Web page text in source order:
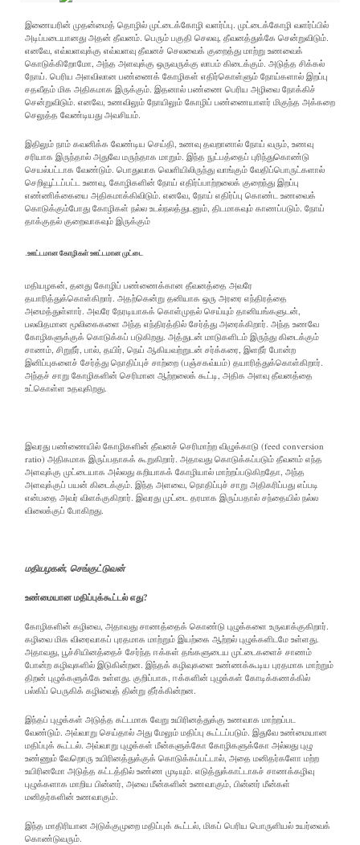
இணையரின் முதன்மைத் தொழில் முட்டைக்கோழி வளர்ப்பு. முட்டைக்கோழி வளர்ப்பில்
அடிப்படையானது அதன் தீவனம். பெரும் பகுதி செலவு, தீவனத்துக்கே சென்றுவிடும்.
எனவே, எவ்வளவுக்கு எவ்வளவு தீவனச் செலவைக் குறைத்து மாற்று உணவைக்
கொடுக்கிறோமோ, அந்த அளவுக்கு ஒருவருக்கு லாபம் கிடைக்கும். அடுத்த சிக்கல்
நோய். பெரிய அளவிலான பண்ணைக் கோழிகள் எதிர்கொள்ளும் நோய்களால் இறப்பு
சதவீதம் மிக அதிகமாக இருக்கும். இதனால் பண்ணை பெரிய அழிவை நோக்கிச்
சென்றுவிடும். எனவே, உணவிலும் நோயிலும் கோழிப் பண்ணையாளர் மிகுந்த அக்கறை
செலுத்த வேண்டியது அவசியம்.
இதிலும் நாம் கவனிக்க வேண்டிய செய்தி, உணவு தவறானால் நோய் வரும், உணவு
சரியாக இருந்தால் அதுவே மருந்தாக மாறும். இந்த நுட்பத்தைப் புரிந்துகொண்டு
செயல்பட்டாக வேண்டும். பொதுவாக வெளியிலிருந்து வாங்கும் வேதிப்பொருட்களால்
செறிவூட்டப்பட்ட உணவு, கோழிகளின் நோய் எதிர்ப்பாற்றலைக் குறைந்து இறப்பு
எண்ணிக்கையை அதிகமாக்கிவிடும். எனவே, நோய் எதிர்ப்பு கொண்ட உணவைக்
கொடுக்கும்போது கோழிகள் நல்ல உடல்நலத்துடனும், திடமாகவும் காணப்படும். நோய்
தாக்குதல் குறைவாகவும் இருக்கும்
.ஊட்டமான கோழிகள் ஊட்டமான முட்டை
மதியழகன், தனது கோழிப் பண்ணைக்கான தீவனத்தை அவரே
தயாரித்துக்கொள்கிறார். அதற்கென்று தனியாக ஒரு அரரை எந்திரத்தை
அமைத்துள்ளார். அவரே நேரடியாகக் கொள்முதல் செய்யும் தானியங்களுடன்,
பலவிதமான மூலிகைகளை அந்த எந்திரத்தில் சேர்த்து அரைக்கிறார். அந்த உணவே
கோழிகளுக்குக் கொடுக்கப் படுகிறது. அத்துடன் மாடுகளிடம் இருந்து கிடைக்கும்
சாணம், சிறுநீர், பால், தயிர், நெய் ஆகியவற்றுடன் சர்க்கரை, இளநீர் போன்ற
இனிப்புகளைச் சேர்த்து நொதிப்புச் சாற்றை (பஞ்சகவ்யம்) தயாரித்துக்கொள்கிறார்.
அந்தச் சாறு கோழிகளின் செரிமான ஆற்றலைக் கூட்டி, அதிக அளவு தீவனத்தை
உட்கொள்ள உதவுகிறது.
இவரது பண்ணையில் கோழிகளின் தீவனச் செரிமாற்ற விழுக்காடு (feed conversion
ratio) அதிகமாக இருப்பதாகக் கூறுகிறார். அதாவது கொடுக்கப்படும் தீவனம் எந்த
அளவுக்கு முட்டையாக அல்லது கறியாகக் கோழியால் மாற்றப்படுகிறதோ, அந்த
அளவுக்குப் பயன் கிடைக்கும். இந்த அளவை, நொதிப்புச் சாறு அதிகரிப்பது எப்படி
என்பதை அவர் விளக்குகிறார். இவரது முட்டை தரமாக இருப்பதால் சந்தையில் நல்ல
விலைக்குப் போகிறது.
மதியழகன், செங்குட்டுவன்
உண்மையான மதிப்புக்கூட்டல் எது?
கோழிகளின் கழிவை, அதாவது சாணத்தைக் கொண்டு புழுக்களை உருவாக்குகிறார்.
கழிவை மிக விரைவாகப் புரதமாக மாற்றும் இயற்கை ஆற்றல் புழுக்களிடமே உள்ளது.
அதாவது, பூச்சியினத்தைச் சேர்ந்த ஈக்கள் தங்களுடைய முட்டைகளைச் சாணம்
போன்ற கழிவுகளில் இடுகின்றன. இந்தக் கழிவுகளை உண்ணக்கூடிய புரதமாக மாற்றும்
திறன் புழுக்களுக்கே உள்ளது. குறிப்பாக, ஈக்களின் புழுக்கள் கோடிக்கணக்கில்
பல்கிப் பெருகிக் கழிவைத் தின்று தீர்க்கின்றன.
இந்தப் புழுக்கள் அடுத்த கட்டமாக வேறு உயிரினத்துக்கு உணவாக மாற்றப்பட
வேண்டும். அவ்வாறு செய்தால் அது மேலும் மதிப்பு கூட்டப்படும். இதுவே உண்மையான
மதிப்புக் கூட்டல். அவ்வாறு புழுக்கள் மீன்களுக்கோ கோழிகளுக்கோ அல்லது புழு
உண்ணும் வேறொரு உயிரினத்துக்குக் கொடுக்கப்பட்டால், அதை மனிதர்களோ மற்ற
உயிரினமோ அடுத்த கட்டத்தில் உண்ண முடியும். எடுத்துக்காட்டாகச் சாணக்கழிவு
புழுக்களாக மாறிய பின்னர், அவை மீன்களின் உணவாகும், பின்னர் மீன்கள்
மனிதர்களின் உணவாகும்.
இந்த மாதிரியான அடுக்குமுறை மதிப்புக் கூட்டல், மிகப் பெரிய பொருளியல் உயர்வைக்
கொண்டுவரும்.